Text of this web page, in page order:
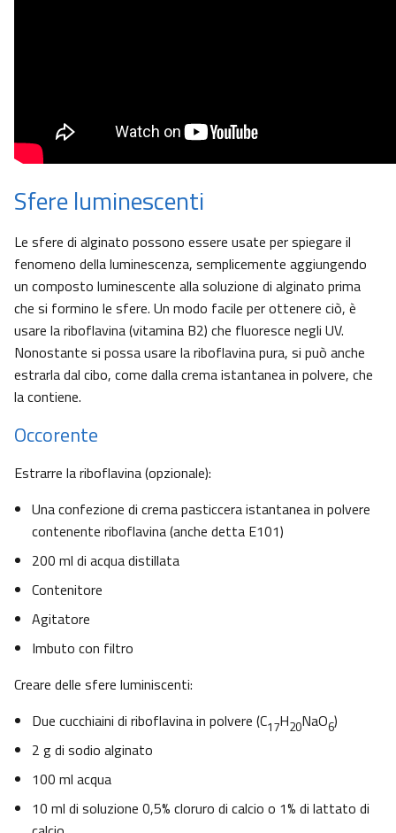
Sfere luminescenti
Le sfere di alginato possono essere usate per spiegare il
fenomeno della luminescenza, semplicemente aggiungendo
un composto luminescente alla soluzione di alginato prima
che si formino le sfere. Un modo facile per ottenere ciò, è
usare la riboflavina (vitamina B2) che fluoresce negli UV.
Nonostante si possa usare la riboflavina pura, si può anche
estrarla dal cibo, come dalla crema istantanea in polvere, che
la contiene.
Occorente
Estrarre la riboflavina (opzionale):
Una confezione di crema pasticcera istantanea in polvere
contenente riboflavina (anche detta E101)
200 ml di acqua distillata
Contenitore
Agitatore
Imbuto con filtro
Creare delle sfere luminiscenti:
Due cucchiaini di riboflavina in polvere (C17H20NaO6)
2 g di sodio alginato
100 ml acqua
10 ml di soluzione 0,5% cloruro di calcio o 1% di lattato di